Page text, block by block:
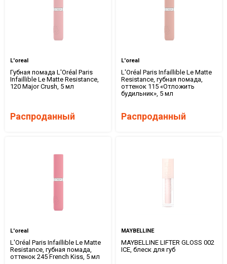
L'oreal
Губная помада L'Oréal Paris
Infaillible Le Matte Resistance,
120 Major Crush, 5 мл
Распроданный
L'oreal
L'Oréal Paris Infaillible Le Matte
Resistance, губная помада,
оттенок 115 «Отложить
будильник», 5 мл
Распроданный
L'oreal
L'Oréal Paris Infaillible Le Matte
Resistance, губная помада,
оттенок 245 French Kiss, 5 мл
MAYBELLINE
MAYBELLINE LIFTER GLOSS 002
ICE, блеск для губ